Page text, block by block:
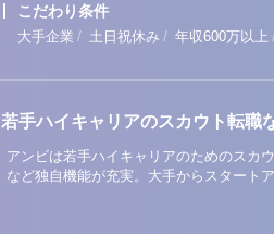
こだわり条件
大手企業 / 土日祝休み / 年収600万以上
若手ハイキャリアのスカウト転職
アンビは若手ハイキャリアのためのスカ
など独自機能が充実。大手からスタート